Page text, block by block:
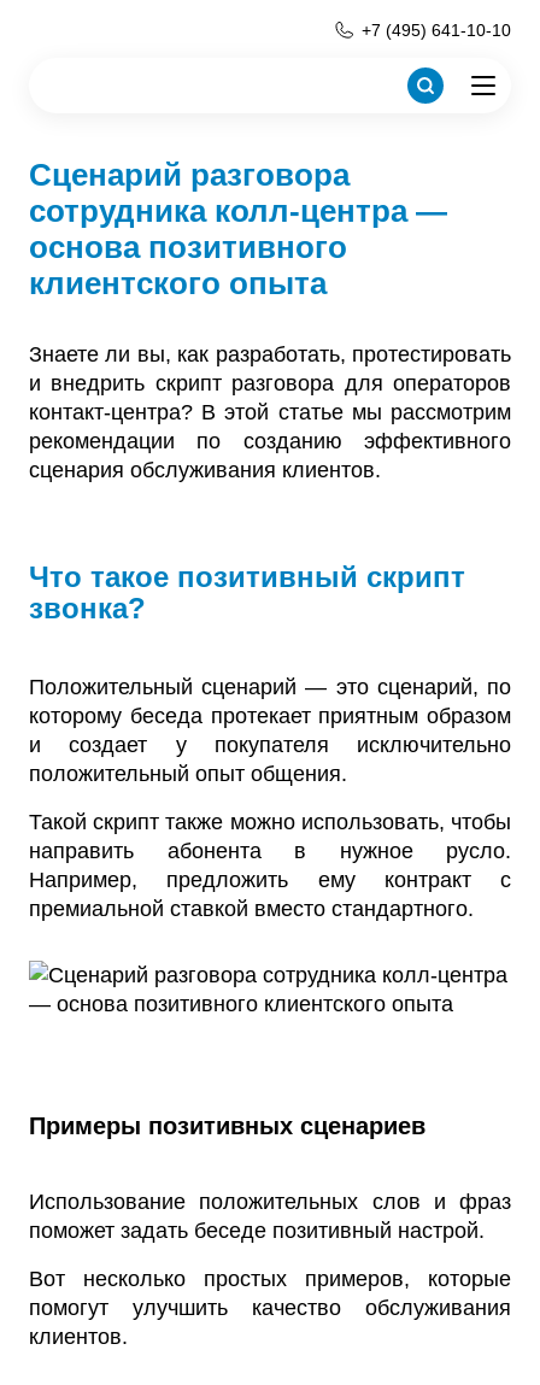
+7 (495) 641-10-10
Сценарий разговора
сотрудника колл-центра —
основа позитивного
клиентского опыта
Знаете ли вы, как разработать, протестировать
и внедрить скрипт разговора для операторов
контакт-центра? В этой статье мы рассмотрим
рекомендации по созданию эффективного
сценария обслуживания клиентов.
Что такое позитивный скрипт
звонка?
Положительный сценарий — это сценарий, по
которому беседа протекает приятным образом
и создает у покупателя исключительно
положительный опыт общения.
Такой скрипт также можно использовать, чтобы
направить абонента в нужное русло.
Например, предложить ему контракт с
премиальной ставкой вместо стандартного.
Примеры позитивных сценариев
Использование положительных слов и фраз
поможет задать беседе позитивный настрой.
Вот несколько простых примеров, которые
помогут улучшить качество обслуживания
клиентов.